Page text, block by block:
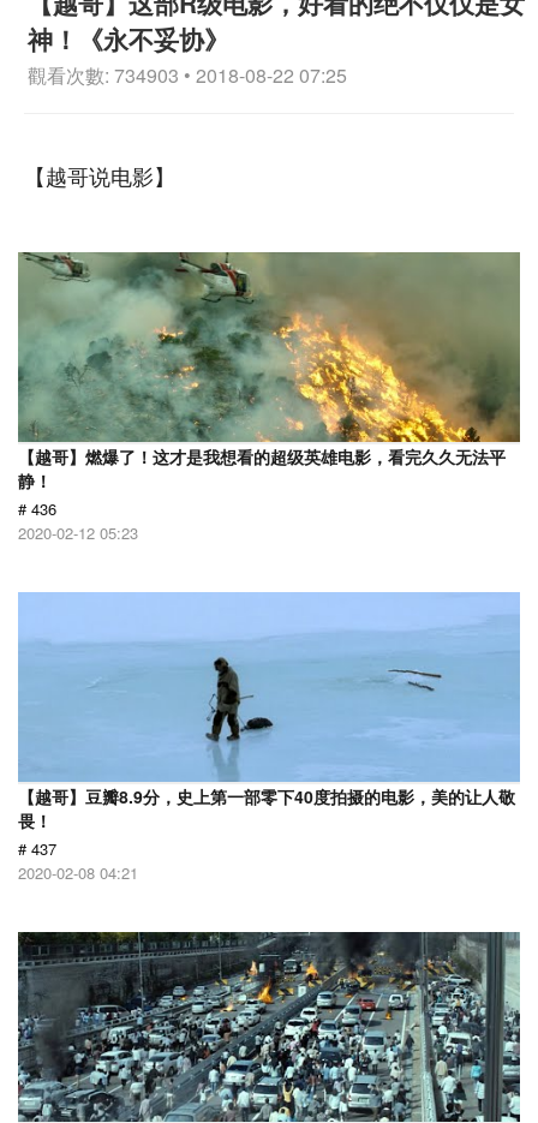
神！《永不妥协》
觀看次數: 734903 • 2018-08-22 07:25
【越哥说电影】
【越哥】燃爆了！这才是我想看的超级英雄电影，看完久久无法平
静！
# 436
2020-02-12 05:23
【越哥】豆瓣8.9分，史上第一部零下40度拍摄的电影，美的让人敬
畏！
# 437
2020-02-08 04:21